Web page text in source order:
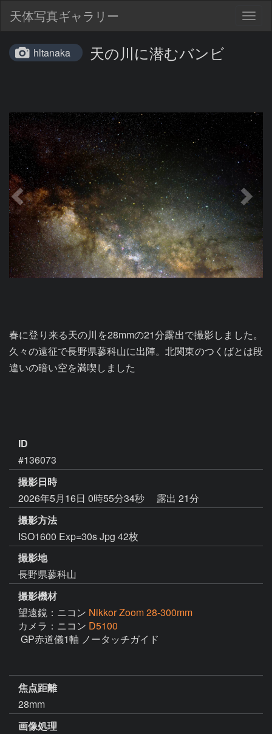
天体写真ギャラリー
hltanaka 天の川に潜むバンビ
春に登り来る天の川を28mmの21分露出で撮影しました。
久々の遠征で長野県蓼科山に出陣。北関東のつくばとは段
違いの暗い空を満喫しました
ID
#136073
撮影日時
2026年5月16日 0時55分34秒
露出 21分
撮影方法
ISO1600 Exp=30s Jpg 42枚
撮影地
長野県蓼科山
撮影機材
望遠鏡：ニコン Nikkor Zoom 28-300mm
カメラ：ニコン D5100
焦点距離
28mm
画像処理